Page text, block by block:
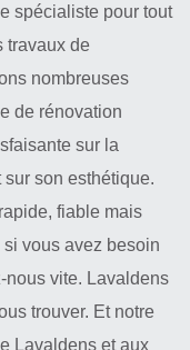
spécialiste pour tout
travaux de
nombreuses
de rénovation
sur la
son esthétique.
fiable mais
vous avez besoin
nous vite. Lavaldens
trouver. Et notre
Lavaldens et aux